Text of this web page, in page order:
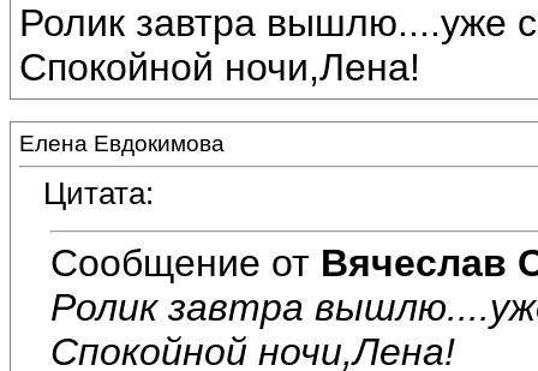
Ролик завтра вышлю....уже
Спокойной ночи,Лена!
Елена Евдокимова
Цитата:
Сообщение от Вячеслав
Ролик завтра
Спокойной ночи,Лена!